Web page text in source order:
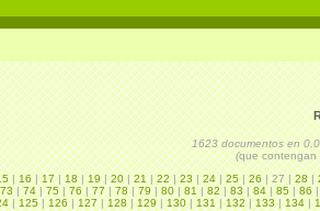
1623 documentos en
(que contengan
|16|17|18|19|20|21|22|23|24|25|26| 27 |28|
73|74|75|76|77|78|79|80|81|82|83|84|85|86
|125|126|127|128|129|130|131|132|133|134|